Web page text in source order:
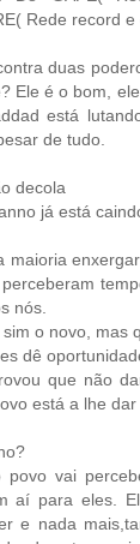
Rede record e
duas
Ele é o bom,
está
de tudo.
decola
já está
maioria
nós.
o novo, mas
dê
que não
está a lhe
povo vai
aí para eles.
e nada